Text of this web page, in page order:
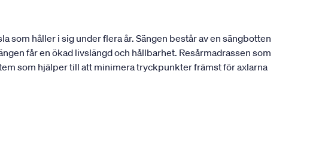
som håller i sig under flera år. Sängen består av en sängbotten
får en ökad livslängd och hållbarhet. Resårmadrassen som
som hjälper till att minimera tryckpunkter främst för axlarna